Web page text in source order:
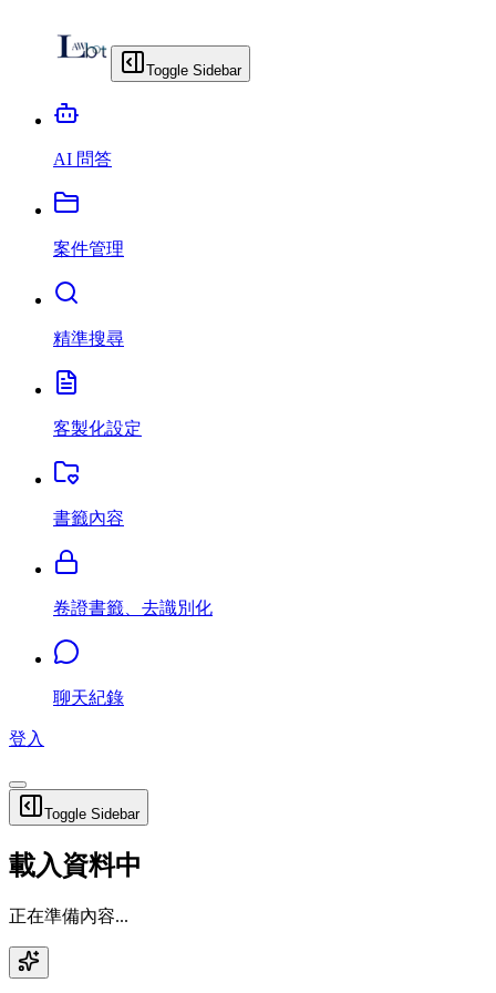
Toggle Sidebar
AI 問答
案件管理
精準搜尋
客製化設定
書籤內容
卷證書籤、去識別化
聊天紀錄
登入
Toggle Sidebar
載入資料中
正在準備內容...